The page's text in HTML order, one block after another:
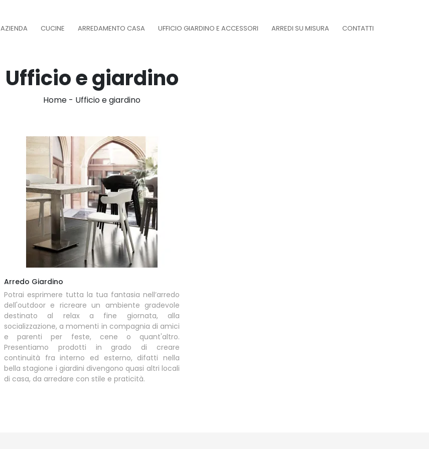
AZIENDA CUCINE ARREDAMENTO CASA UFFICIO GIARDINO E ACCESSORI ARREDI SU MISURA CONTATTI
Ufficio e giardino
Home - Ufficio e giardino
Arredo Giardino
Potrai esprimere tutta la tua fantasia nell’arredo
dell'outdoor e ricreare un ambiente gradevole
destinato al relax a fine giornata, alla
socializzazione, a momenti in compagnia di amici
e parenti per feste, cene o quant'altro.
Presentiamo prodotti in grado di creare
continuità fra interno ed esterno, difatti nella
bella stagione i giardini divengono quasi altri locali
di casa, da arredare con stile e praticità.